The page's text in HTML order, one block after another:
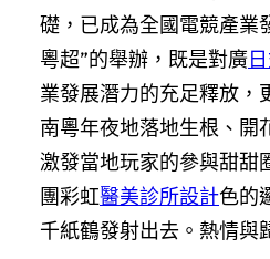
礎，已成為全國電競產業
粵超”的舉辦，既是對廣
業發展潛力的充足釋放，
南粵年夜地落地生根、開
激發當地玩家的參與甜甜
團彩虹醫美診所設計色的
千紙鶴發射出去。熱情與